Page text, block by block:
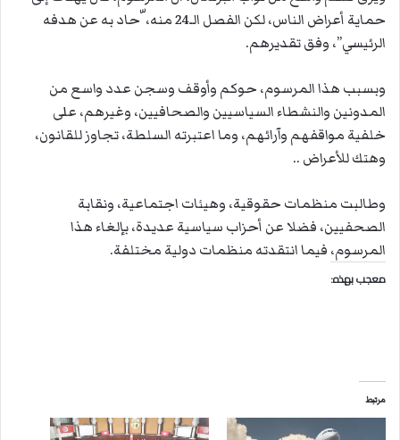
حماية أعراض الناس، لكن الفصل الـ24 منه، ّحاد به عن هدفه
الرئيسي”، وفق تقديرهم.
وبسبب هذا المرسوم، حوكم وأوقف وسجن عدد واسع من
المدونين والنشطاء السياسيين والصحافيين، وغيرهم، على
خلفية مواقفهم وآرائهم، وما اعتبرته السلطة، تجاوز للقانون،
وهتك للأعراض ..
وطالبت منظمات حقوقية، وهيئات اجتماعية، ونقابة
الصحفيين، فضلا عن أحزاب سياسية عديدة، بإلغاء هذا
المرسوم، فيما انتقدته منظمات دولية مختلفة.
معجب بهذه:
مرتبط